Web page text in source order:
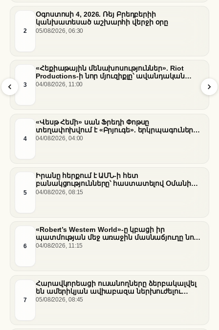
2
Օգոստոսի 4, 2026. Ռեյ Բրեդբերիի
կանխատեսած աշխարհի վերջի օրը
05/08/2026, 06:30
3
«Հեքիաթային մենախոսություններ». Riot
Productions-ի նոր մյուզիքլը՝ ավանդական
պատմությունների նոր վերաիմաստավորում
04/08/2026, 11:00
4
«Վեսթ Հեմի» սան Ֆրեդի Փոթսը
տեղափոխվում է «Բրյուգե». երկրպագուների
դժգոհությունը և ակումբի ռազմավարությունը
04/08/2026, 04:00
5
Իրանը հերքում է ԱՄՆ-ի հետ
բանակցությունները՝ հաստատելով Օմանի
միջնորդությամբ քննարկումները Հորմուզի
04/08/2026, 08:15
6
«Robert’s Western World»-ը կբացի իր
պատմության մեջ առաջին մասնաճյուղը նոր
«Nissan Stadium» մարզադաշտում
04/08/2026, 11:15
7
Հարավկորեացի ուսանողները ձերբակալվել
են ամերիկյան ավիաբազա ներխուժելու
համար
05/08/2026, 08:45